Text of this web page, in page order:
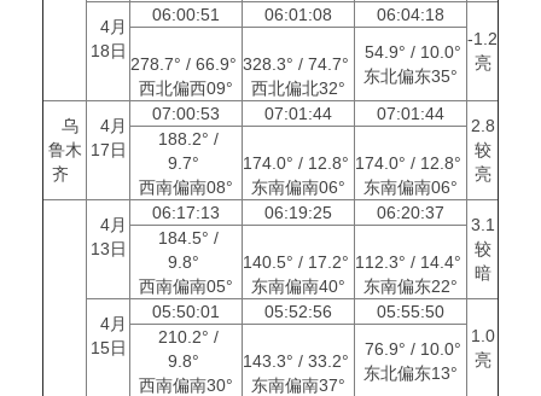
4月
18日
06:00:51 06:01:08
06:04:18
-1.2
亮
278.7° / 66.9°
西北偏西09°
328.3° / 74.7°
西北偏北32°
54.9° / 10.0°
东北偏东35°
乌
鲁木
齐
4月
17日
07:00:53 07:01:44 07:01:44
2.8
较
亮
188.2° /
9.7°
西南偏南08°
174.0° / 12.8°
东南偏南06°
174.0° / 12.8°
东南偏南06°
4月
13日
06:17:13 06:19:25 06:20:37
3.1
较
暗
184.5° /
9.8°
西南偏南05°
140.5° / 17.2°
东南偏南40°
112.3° / 14.4°
东南偏东22°
4月
15日
05:50:01 05:52:56
05:55:50
1.0
亮
210.2° /
9.8°
西南偏南30°
143.3° / 33.2°
东南偏南37°
76.9° / 10.0°
东北偏东13°